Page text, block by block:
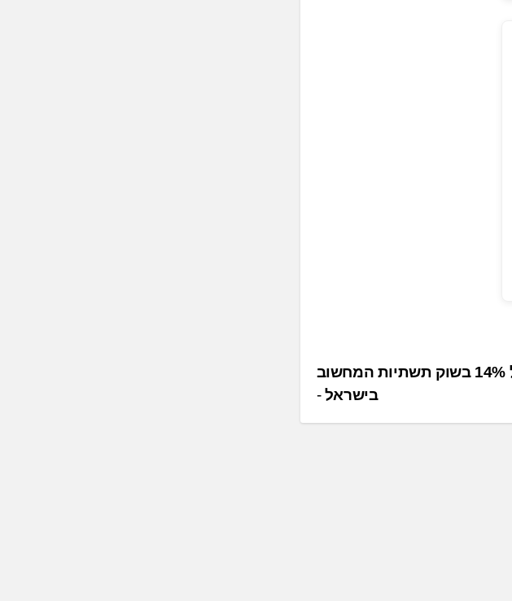
דו"ח חושף: זינוק של 14% בשוק תשתיות המחשוב
בישראל